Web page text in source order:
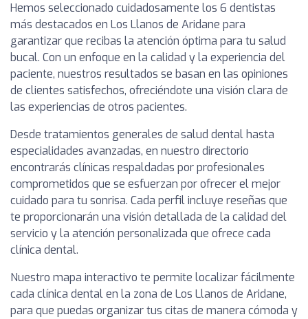
Hemos seleccionado cuidadosamente los 6 dentistas
más destacados en Los Llanos de Aridane para
garantizar que recibas la atención óptima para tu salud
bucal. Con un enfoque en la calidad y la experiencia del
paciente, nuestros resultados se basan en las opiniones
de clientes satisfechos, ofreciéndote una visión clara de
las experiencias de otros pacientes.
Desde tratamientos generales de salud dental hasta
especialidades avanzadas, en nuestro directorio
encontrarás clínicas respaldadas por profesionales
comprometidos que se esfuerzan por ofrecer el mejor
cuidado para tu sonrisa. Cada perfil incluye reseñas que
te proporcionarán una visión detallada de la calidad del
servicio y la atención personalizada que ofrece cada
clínica dental.
Nuestro mapa interactivo te permite localizar fácilmente
cada clínica dental en la zona de Los Llanos de Aridane,
para que puedas organizar tus citas de manera cómoda y